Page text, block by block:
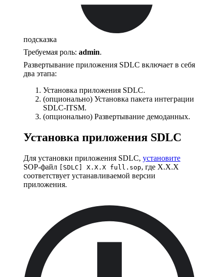
подсказка
Требуемая роль: admin.
Развертывание приложения SDLC включает в себя
два этапа:
Установка приложения SDLC.
(опционально) Установка пакета интеграции
SDLC-ITSM.
(опционально) Развертывание демоданных.
Установка приложения SDLC
Для установки приложения SDLC, установите
SOP-файл
[SDLC] X.X.X full.sop, где X.X.X
соответствует устанавливаемой версии
приложения.